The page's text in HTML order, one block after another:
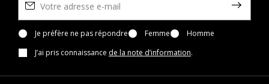
Je préfère ne pas répondre Femme
Homme
J’ai pris connaissance de la note d’information.